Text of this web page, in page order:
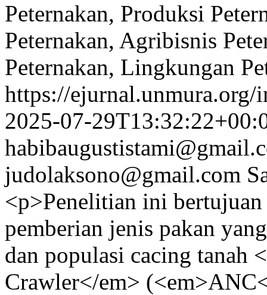
Peternakan, Produksi
Peternakan, Agribisnis
Peternakan, Lingkungan
https://
2025-07-
judolaksono@gmail.com
<p>Penelitian ini
pemberian jenis pakan
dan populasi cacing tanah
Crawler</em>